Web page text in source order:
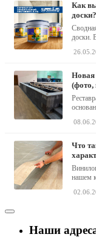
как выбрать клей для паркета или паркетной
доски?
доски.
новая жизнь для сцены, все этапы паркетных работ
(фото,
что такое виниловая пвх плитка? описание,
нашем
Наши